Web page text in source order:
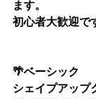
ます。
初心者大歓迎で
🌴ベーシック
シェイプアップ